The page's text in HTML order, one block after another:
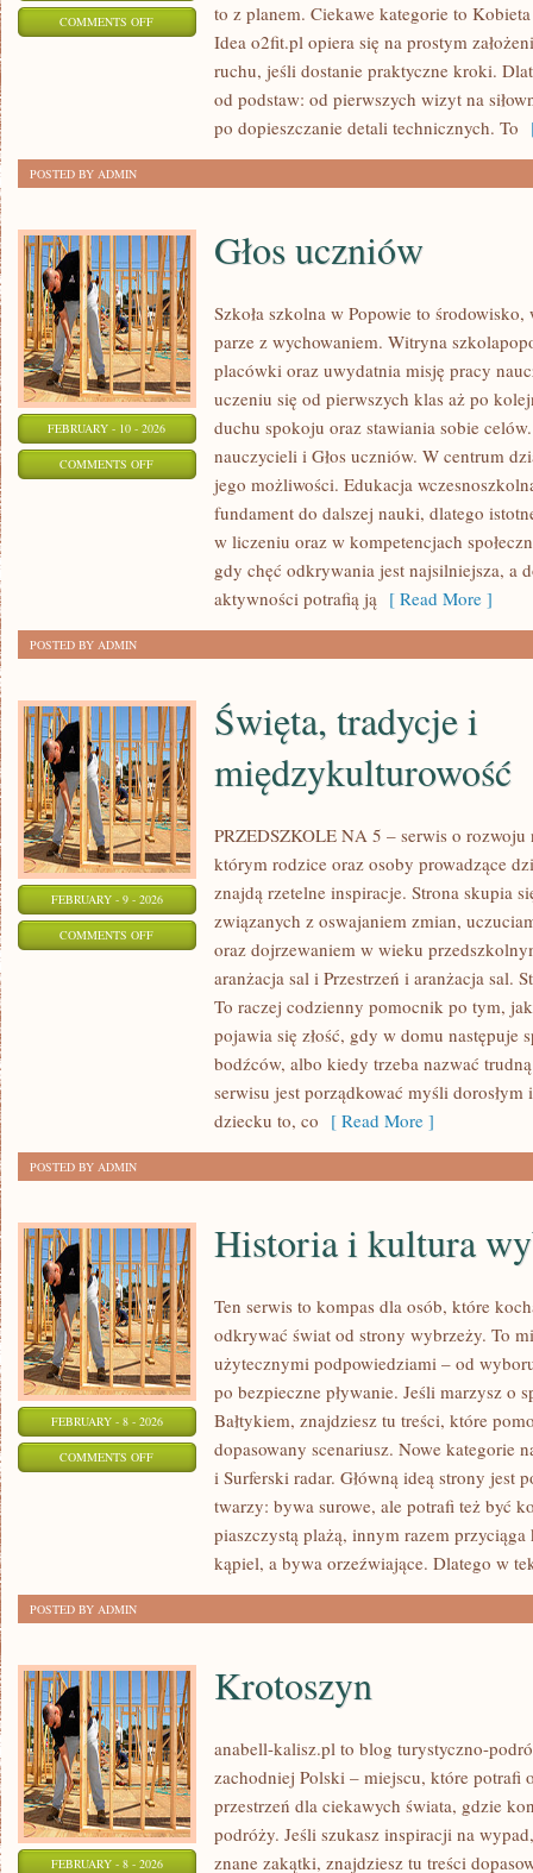
COMMENTS OFFON
ODCHUDZANIE
to z planem. Ciekawe kategorie to
Idea o2fit.pl opiera się na prostym
ruchu, jeśli dostanie praktyczne kroki.
od podstaw: od pierwszych wizyt na
po dopieszczanie detali technicznych. To
POSTED BY ADMIN
FEBRUARY - 10 - 2026
COMMENTS OFFON
Głos uczniów
Szkoła szkolna w Popowie to
parze z wychowaniem. Witryna
placówki oraz uwydatnia misję pracy
uczeniu się od pierwszych klas aż po
duchu spokoju oraz stawiania sobie
nauczycieli i Głos uczniów. W centrum
jego możliwości. Edukacja
fundament do dalszej nauki, dlatego
w liczeniu oraz w kompetencjach
gdy chęć odkrywania jest najsilniejsza, a
aktywności potrafią ją [ Read More ]
POSTED BY ADMIN
FEBRUARY - 9 - 2026
COMMENTS OFFON
Święta, tradycje i
międzykulturowość
PRZEDSZKOLE NA 5 – serwis o rozwoju
którym rodzice oraz osoby prowadzące
znajdą rzetelne inspiracje. Strona skupia
związanych z oswajaniem zmian,
oraz dojrzewaniem w wieku
aranżacja sal i Przestrzeń i aranżacja sal.
To raczej codzienny pomocnik po tym,
pojawia się złość, gdy w domu następuje
bodźców, albo kiedy trzeba nazwać
serwisu jest porządkować myśli
dziecku to, co [ Read More ]
POSTED BY ADMIN
FEBRUARY - 8 - 2026
COMMENTS OFFON
WYBRZEŻY
Historia i kultura
Ten serwis to kompas dla osób, które
odkrywać świat od strony wybrzeży. To
użytecznymi podpowiedziami – od
po bezpieczne pływanie. Jeśli marzysz o
Bałtykiem, znajdziesz tu treści, które
dopasowany scenariusz. Nowe kategorie
i Surferski radar. Główną ideą strony jest
twarzy: bywa surowe, ale potrafi też być
piaszczystą plażą, innym razem
kąpiel, a bywa orzeźwiające. Dlatego w
POSTED BY ADMIN
FEBRUARY - 8 - 2026
Krotoszyn
anabell-kalisz.pl to blog turystyczno-
zachodniej Polski – miejscu, które potrafi
przestrzeń dla ciekawych świata, gdzie
podróży. Jeśli szukasz inspiracji na
znane zakątki, znajdziesz tu treści